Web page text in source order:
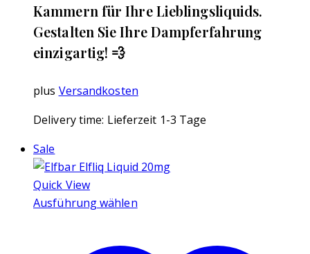
Kammern für Ihre Lieblingsliquids.
Gestalten Sie Ihre Dampferfahrung
einzigartig! 💨
plus Versandkosten
Delivery time: Lieferzeit 1-3 Tage
Sale
Quick View
Ausführung wählen